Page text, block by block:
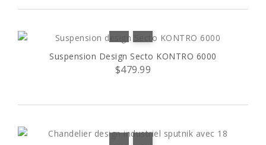
Suspension Design Secto KONTRO 6000
$479.99